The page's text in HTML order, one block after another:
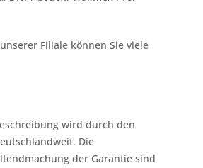
Filiale können Sie viele
wird durch den
Die
der Garantie sind